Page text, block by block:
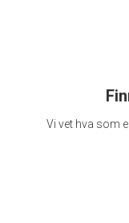
Vi vet hva som